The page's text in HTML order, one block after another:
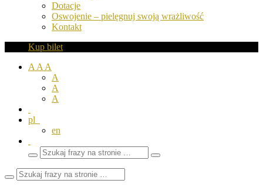
Dotacje
Oswojenie – pielęgnuj swoją wrażliwość
Kontakt
Kup bilet
A A A
A
A
A
pl
en
Wyszukaj
frazy
Zamknij